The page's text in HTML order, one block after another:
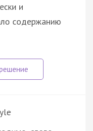
и
содержанию